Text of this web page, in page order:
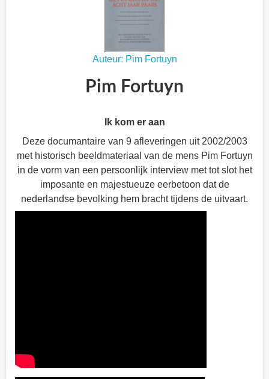
Auteur: Pim Fortuyn
Pim Fortuyn
Ik kom er aan
Deze documantaire van 9 afleveringen uit 2002/2003
met historisch beeldmateriaal van de mens Pim Fortuyn
in de vorm van een persoonlijk interview met tot slot het
imposante en majestueuze eerbetoon dat de
nederlandse bevolking hem bracht tijdens de uitvaart.